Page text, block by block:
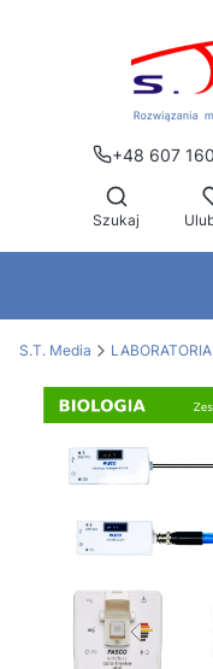
+48 607
Otwórz
Szukaj
S.T. Media